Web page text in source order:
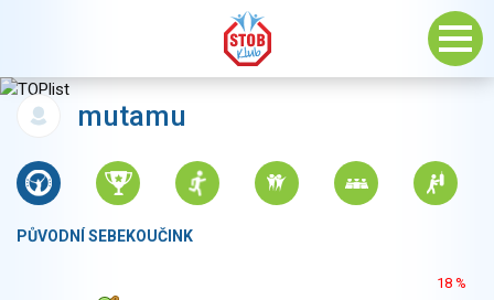
mutamu
PŮVODNÍ SEBEKOUČINK
18 %